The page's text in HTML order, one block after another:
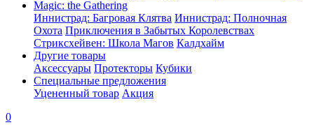
Magic: the Gathering
Иннистрад: Багровая Клятва Иннистрад: Полночная
Охота Приключения в Забытых Королевствах
Стриксхейвен: Школа Магов Калдхайм
Другие товары
Аксессуары Протекторы Кубики
Специальные предложения
Уцененный товар Акция
0